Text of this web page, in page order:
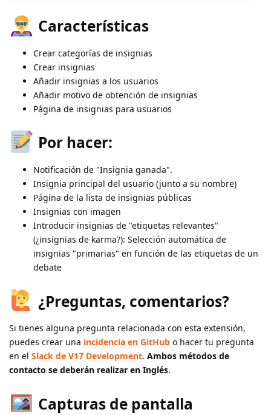
Características
Crear categorías de insignias
Crear insignias
Añadir insignias a los usuarios
Añadir motivo de obtención de insignias
Página de insignias para usuarios
Por hacer:
Notificación de "Insignia ganada".
Insignia principal del usuario (junto a su nombre)
Página de la lista de insignias públicas
Insignias con imagen
Introducir insignias de "etiquetas relevantes"
(¿insignias de karma?): Selección automática de
insignias "primarias" en función de las etiquetas de un
debate
¿Preguntas, comentarios?
Si tienes alguna pregunta relacionada con esta extensión,
puedes crear una incidencia en GitHub o hacer tu pregunta
en el Slack de V17 Development. Ambos métodos de
contacto se deberán realizar en Inglés.
Capturas de pantalla